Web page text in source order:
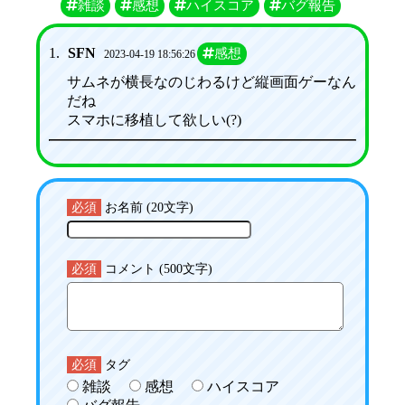
雑談 感想 ハイスコア バグ報告
1. SFN 2023-04-19 18:56:26 感想
サムネが横長なのじわるけど縦画面ゲーなん
だね
スマホに移植して欲しい(?)
必須 お名前 (20文字)
必須 コメント (500文字)
必須 タグ
雑談 感想
ハイスコア